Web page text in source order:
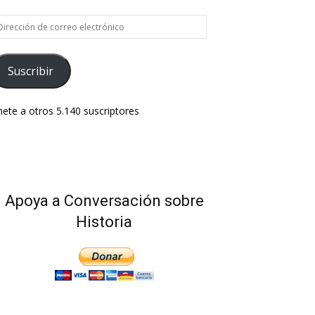
Suscribir
a otros 5.140 suscriptores
Apoya a Conversación sobre
Historia